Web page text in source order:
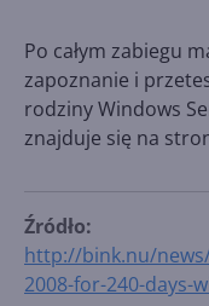
Po całym zabiegu
zapoznanie i
rodziny Windows
znajduje się na
Źródło:
http://bink.nu/
2008-for-240-days-